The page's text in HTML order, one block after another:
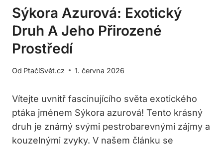
Sýkora Azurová: Exotický
Druh A Jeho Přirozené
Prostředí
Od PtačíSvět.cz 1. června 2026
Vítejte uvnitř fascinujícího světa exotického
ptáka jménem Sýkora azurová! Tento krásný
druh je známý svými pestrobarevnými zájmy a
kouzelnými zvyky. V našem článku se